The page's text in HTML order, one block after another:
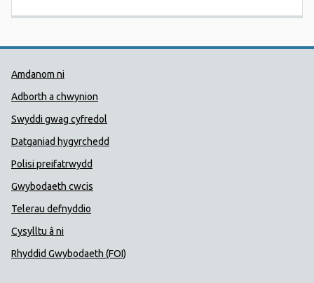
Dolenni Cymorth Iechyd
Amdanom ni
Adborth a chwynion
Swyddi gwag cyfredol
Datganiad hygyrchedd
Polisi preifatrwydd
Gwybodaeth cwcis
Telerau defnyddio
Cysylltu â ni
Rhyddid Gwybodaeth (FOI)